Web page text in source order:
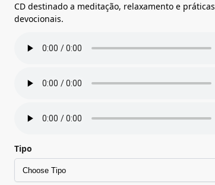
CD destinado a meditação, relaxamento e práticas
devocionais.
Tipo